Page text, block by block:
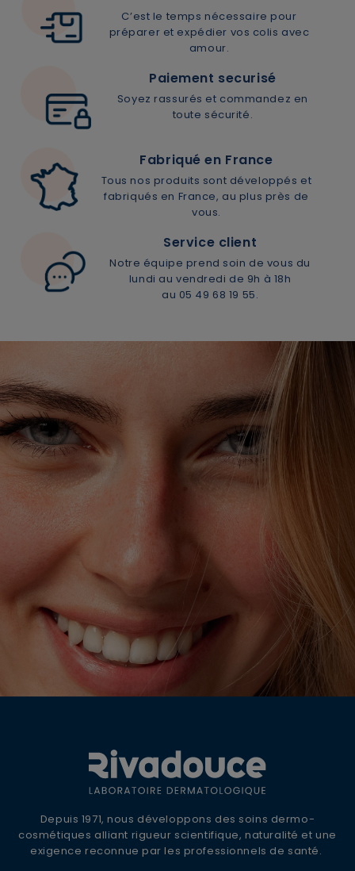
Supprimer le produit ?
Voulez-vous vraiment supprimer le produit suivant
OUI
C’est le temps nécessaire pour
préparer et expédier vos colis avec
amour.
Paiement securisé
Soyez rassurés et commandez en
toute sécurité.
Fabriqué en France
Tous nos produits sont développés et
fabriqués en France, au plus près de
vous.
Service client
Notre équipe prend soin de vous du
lundi au vendredi de 9h à 18h
au 05 49 68 19 55.
OFFRE DE BIENVENUE
10% DE REMISE +
LIVRAISON OFFERTE
Inscrivez-vous à la newsletter Rivadouce
pour recevoir nos conseils d'experts, nos
actualités et offres spéciales.
Depuis 1971, nous développons des soins dermo-
cosmétiques alliant rigueur scientifique, naturalité et une
exigence reconnue par les professionnels de santé.
JE M’INSCRIS
En renseignant votre adresse e-mail, vous acceptez de
recevoir des communications par e-mail de la part de
Rivadouce et Milton, son partenaire Hygiène Maison.